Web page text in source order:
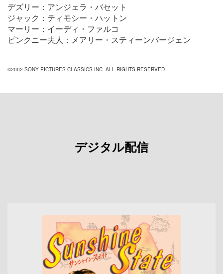
デズリー：アンジェラ・バセット
ジャック：ティモシー・ハットン
マーリー：イーディ・ファルコ
ピンクニー夫人：メアリー・スティーンバージェン
©2002 SONY PICTURES CLASSICS INC. ALL RIGHTS RESERVED.
デジタル配信